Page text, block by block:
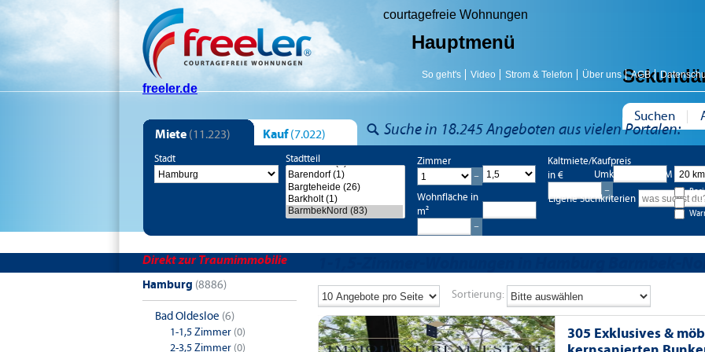
courtagefreie Wohnungen
Hauptmenü
AGB
Über uns
Strom & Telefon
Video
So geht's
Suchen
freeler.de
Suche in 18.245 Angeboten aus vielen Portalen:
Miete (11.223) Kauf (7.022)
Stadt Stadtteil
Kaltmiete/Kaufpreis
in €
Wohnfläche in
m²
Zimmer
Eigene Suchkriterien
Umkreis bis 20 KM
Direkt zur Traumimmobilie
Hamburg (8886)
Bad Oldesloe (6)
1-1,5 Zimmer (0)
2-3,5 Zimmer (0)
Sortierung:
305 Exklusives &